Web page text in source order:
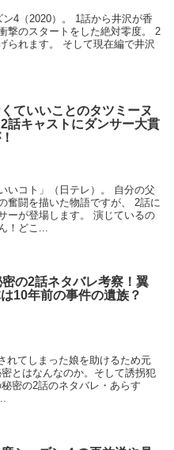
4（2020）。 1話から井沢が香
撃のスタートをした絶対零度。 2
られます。 そして現在編で井沢
ていいことのタツミーヌ
話キャストにダンサー大貫
いコト」（日テレ）。 自分の父
奮闘を描いた物語ですが、 2話に
ーが登場します。 演じているの
！どこ...
の2話ネタバレ考察！翼
10年前の事件の遺族？
れてしまった娘を助けるため元
とはなんなのか。そして誘拐犯
密の2話のネタバレ・あらす